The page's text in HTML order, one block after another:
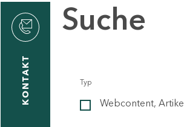
KONTAKT
Suche
Typ
Webcontent, Artikel